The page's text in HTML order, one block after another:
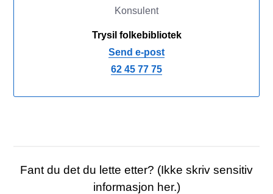
Konsulent
Trysil folkebibliotek
Send e-post
62 45 77 75
Fant du det du lette etter? (Ikke skriv sensitiv
informasjon her.)